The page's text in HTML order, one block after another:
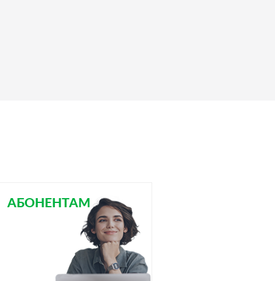
АБОНЕНТАМ